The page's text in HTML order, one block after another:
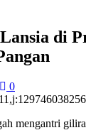
Lansia di
0
mengantri